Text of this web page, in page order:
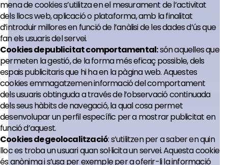
mena de cookies s’utilitza en el mesurament de l’activitat
dels llocs web, aplicació o plataforma, amb la finalitat
d’introduir millores en funció de l’anàlisi de les dades d’ús que
fan els usuaris del servei.
Cookies de publicitat comportamental:són aquelles que
permeten la gestió, de la forma més eficaç possible, dels
espais publicitaris que hi ha en la pàgina web. Aquestes
cookies emmagatzemen informació del comportament
dels usuaris obtinguda a través de l’observació continuada
dels seus hàbits de navegació, la qual cosa permet
desenvolupar un perfil específic per a mostrar publicitat en
funció d’aquest.
Cookies de geolocalització: s’utilitzen per a saber en quin
lloc es troba un usuari quan sol·licita un servei. Aquesta cookie
és anònima i s’usa per exemple per a oferir-li la informació